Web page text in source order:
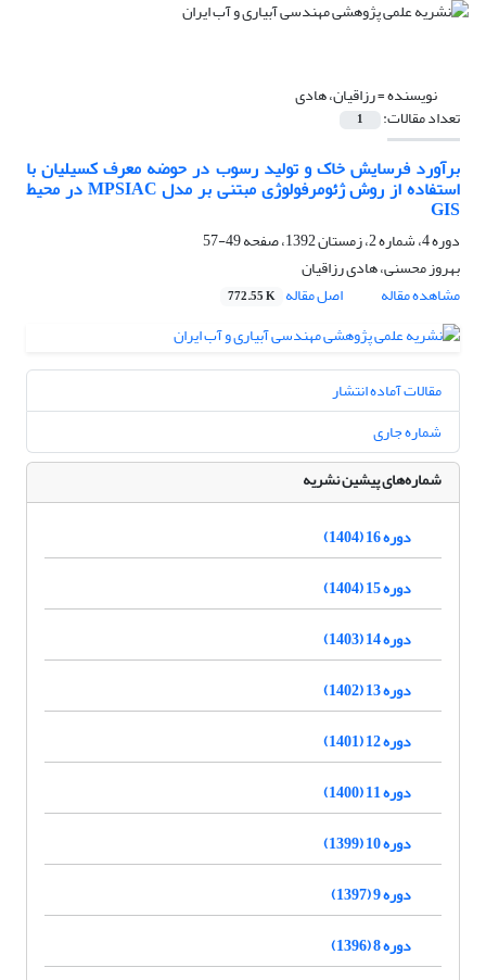
نویسنده =رزاقیان، هادی
تعداد مقالات: 1
برآورد فرسایش خاک و تولید رسوب در حوضه معرف کسیلیان با
استفاده از روش ژئومرفولوژی مبتنی بر مدل MPSIAC در محیط
GIS
دوره 4، شماره 2، زمستان 1392، صفحه
49-57
بهروز محسنی، هادی رزاقیان
مشاهده مقاله
اصل مقاله 772.55 K
مقالات آماده انتشار
شماره جاری
شماره‌های پیشین نشریه
دوره 16 (1404)
دوره 15 (1404)
دوره 14 (1403)
دوره 13 (1402)
دوره 12 (1401)
دوره 11 (1400)
دوره 10 (1399)
دوره 9 (1397)
دوره 8 (1396)